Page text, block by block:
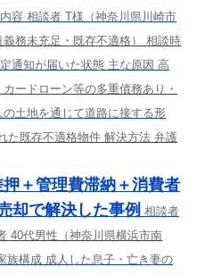
容 相談者 T様（神奈川県川崎市
務未充足・既存不適格） 相談時
通知が届いた状態 主な原因 高
ードローン等の多重債務あり・
土地を通じて道路に接する形
た既存不適格物件 解決方法 弁護
＋管理費滞納＋消費者
却で解決した事例 相談者
40代男性（神奈川県横浜市南
族構成 成人した息子・亡き妻の